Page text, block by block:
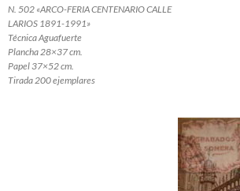
N. 502 «ARCO-FERIA CENTENARIO CALLE
LARIOS 1891-1991»
Técnica Aguafuerte
Plancha 28×37 cm.
Papel 37×52 cm.
Tirada 200 ejemplares